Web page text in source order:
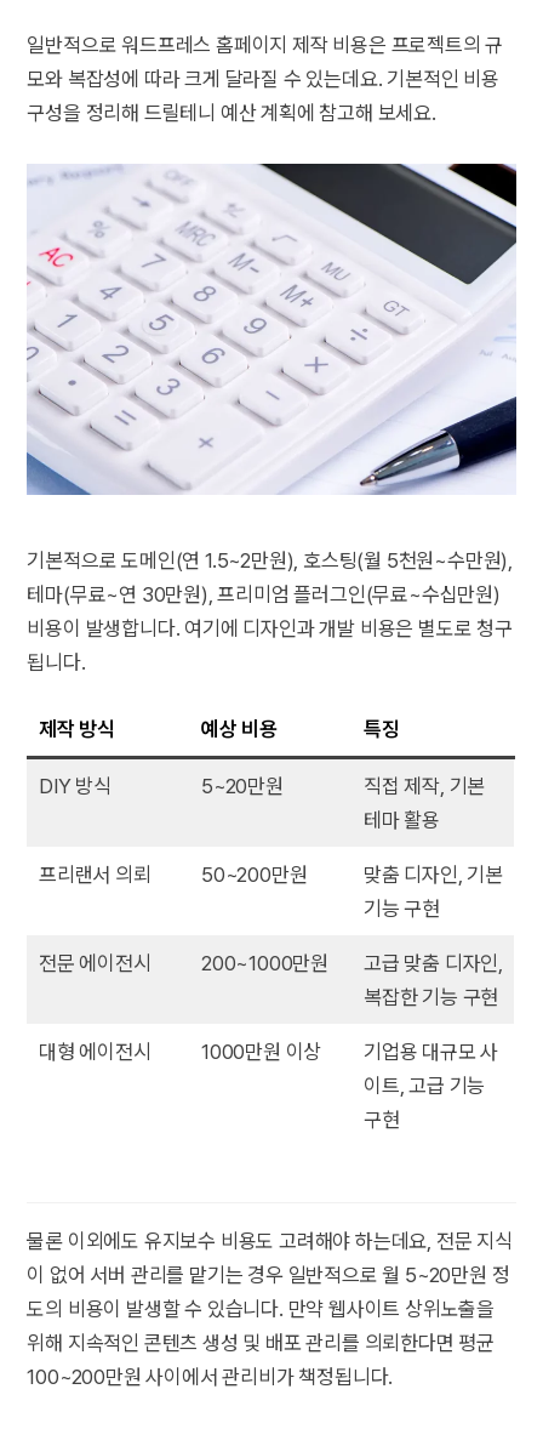
일반적으로 워드프레스 홈페이지 제작 비용은 프로젝트의 규
모와 복잡성에 따라 크게 달라질 수 있는데요. 기본적인 비용
구성을 정리해 드릴테니 예산 계획에 참고해 보세요.
기본적으로 도메인(연 1.5~2만원), 호스팅(월 5천원~수만원),
테마(무료~연 30만원), 프리미엄 플러그인(무료~수십만원)
비용이 발생합니다. 여기에 디자인과 개발 비용은 별도로 청구
됩니다.
제작 방식 예상 비용 특징
DIY 방식 5~20만원
직접 제작, 기본
테마 활용
프리랜서 의뢰 50~200만원
맞춤 디자인, 기본
기능 구현
전문 에이전시 200~1000만원
고급 맞춤 디자인,
복잡한 기능 구현
대형 에이전시 1000만원 이상
기업용 대규모 사
이트, 고급 기능
구현
물론 이외에도 유지보수 비용도 고려해야 하는데요, 전문 지식
이 없어 서버 관리를 맡기는 경우 일반적으로 월 5~20만원 정
도의 비용이 발생할 수 있습니다. 만약 웹사이트 상위노출을
위해 지속적인 콘텐츠 생성 및 배포 관리를 의뢰한다면 평균
100~200만원 사이에서 관리비가 책정됩니다.